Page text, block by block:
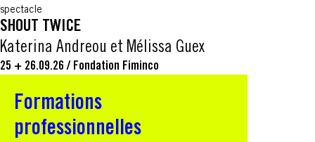
spectacle
SHOUT TWICE
Katerina Andreou et Mélissa Guex
25 + 26.09.26 / Fondation Fiminco
Formations
professionnelles